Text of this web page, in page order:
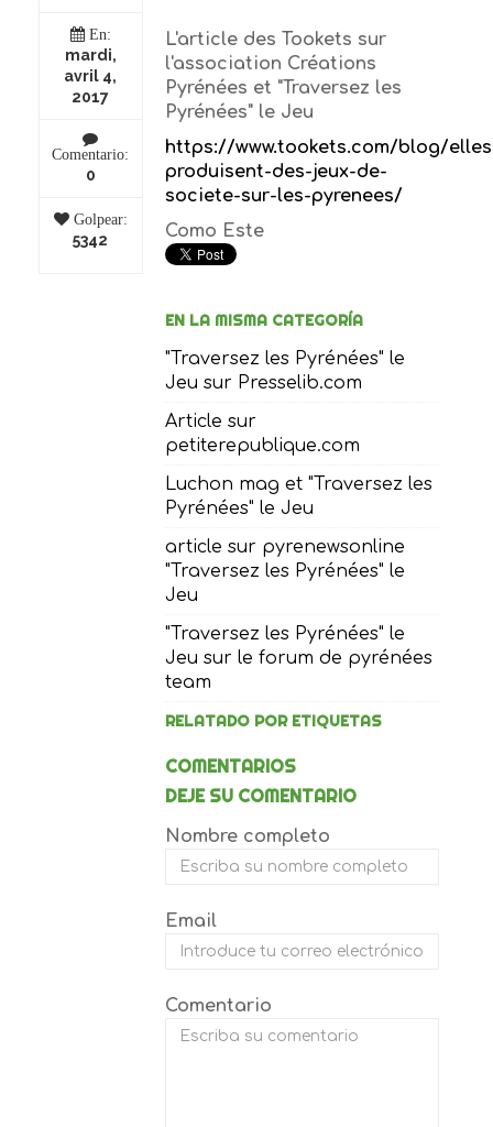
En:
mardi,
avril 4,
2017
Comentario:
0
Golpear:
5342
L'article des Tookets sur
l'association Créations
Pyrénées et "Traversez les
Pyrénées" le Jeu
https://www.tookets.com/blog/
produisent-des-jeux-de-
societe-sur-les-pyrenees/
Como Este
EN LA MISMA CATEGORÍA
"Traversez les Pyrénées" le
Jeu sur Presselib.com
Article sur
petiterepublique.com
Luchon mag et "Traversez les
Pyrénées" le Jeu
article sur pyrenewsonline
"Traversez les Pyrénées" le
Jeu
"Traversez les Pyrénées" le
Jeu sur le forum de pyrénées
team
RELATADO POR ETIQUETAS
COMENTARIOS
DEJE SU COMENTARIO
Nombre completo
Email
Comentario